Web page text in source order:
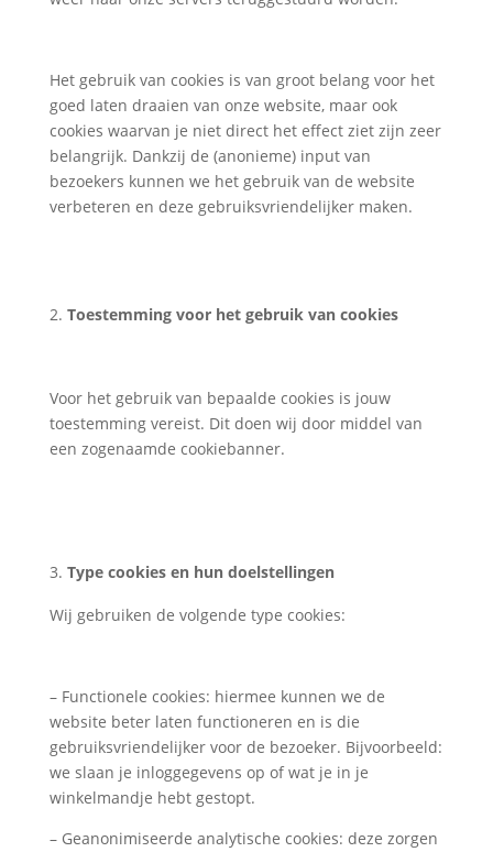
Het gebruik van cookies is van groot belang voor het
goed laten draaien van onze website, maar ook
cookies waarvan je niet direct het effect ziet zijn zeer
belangrijk. Dankzij de (anonieme) input van
bezoekers kunnen we het gebruik van de website
verbeteren en deze gebruiksvriendelijker maken.
Toestemming voor het gebruik van cookies
Voor het gebruik van bepaalde cookies is jouw
toestemming vereist. Dit doen wij door middel van
een zogenaamde cookiebanner.
Type cookies en hun doelstellingen
Wij gebruiken de volgende type cookies:
– Functionele cookies: hiermee kunnen we de
website beter laten functioneren en is die
gebruiksvriendelijker voor de bezoeker. Bijvoorbeeld:
we slaan je inloggegevens op of wat je in je
winkelmandje hebt gestopt.
– Geanonimiseerde analytische cookies: deze zorgen